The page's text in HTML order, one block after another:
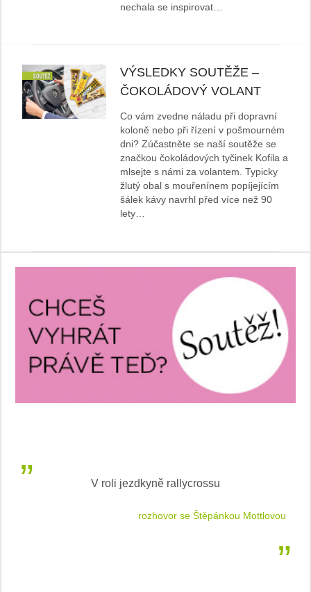
nechala se inspirovat…
VÝSLEDKY SOUTĚŽE –
ČOKOLÁDOVÝ VOLANT
Co vám zvedne náladu při dopravní
koloně nebo při řízení v pošmourném
dni? Zúčastněte se naší soutěže se
značkou čokoládových tyčinek Kofila a
mlsejte s námi za volantem. Typicky
žlutý obal s mouřenínem popíjejícím
šálek kávy navrhl před více než 90
lety…
V roli jezdkyně rallycrossu
rozhovor se Štěpánkou Mottlovou